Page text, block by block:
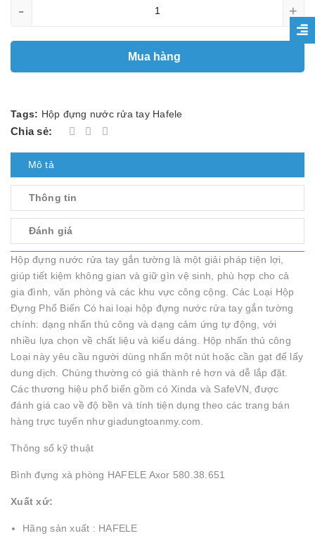
- +
Mua hàng
Tags: Hộp đựng nước rửa tay Hafele
Chia sẻ:
Mô tả
Thông tin
Đánh giá
Hộp đựng nước rửa tay gắn tường là một giải pháp tiện lợi,
giúp tiết kiệm không gian và giữ gìn vệ sinh, phù hợp cho cả
gia đình, văn phòng và các khu vực công cộng. Các Loại Hộp
Đựng Phổ Biến Có hai loại hộp đựng nước rửa tay gắn tường
chính: dạng nhấn thủ công và dạng cảm ứng tự động, với
nhiều lựa chọn về chất liệu và kiểu dáng. Hộp nhấn thủ công
Loại này yêu cầu người dùng nhấn một nút hoặc cần gạt để lấy
dung dịch. Chúng thường có giá thành rẻ hơn và dễ lắp đặt.
Các thương hiệu phổ biến gồm có Xinda và SafeVN, được
đánh giá cao về độ bền và tính tiện dụng theo các trang bán
hàng trực tuyến như giadungtoanmy.com.
Thông số kỹ thuật
Bình đựng xà phòng HAFELE Axor 580.38.651
Xuất xứ:
Hãng sản xuất : HAFELE